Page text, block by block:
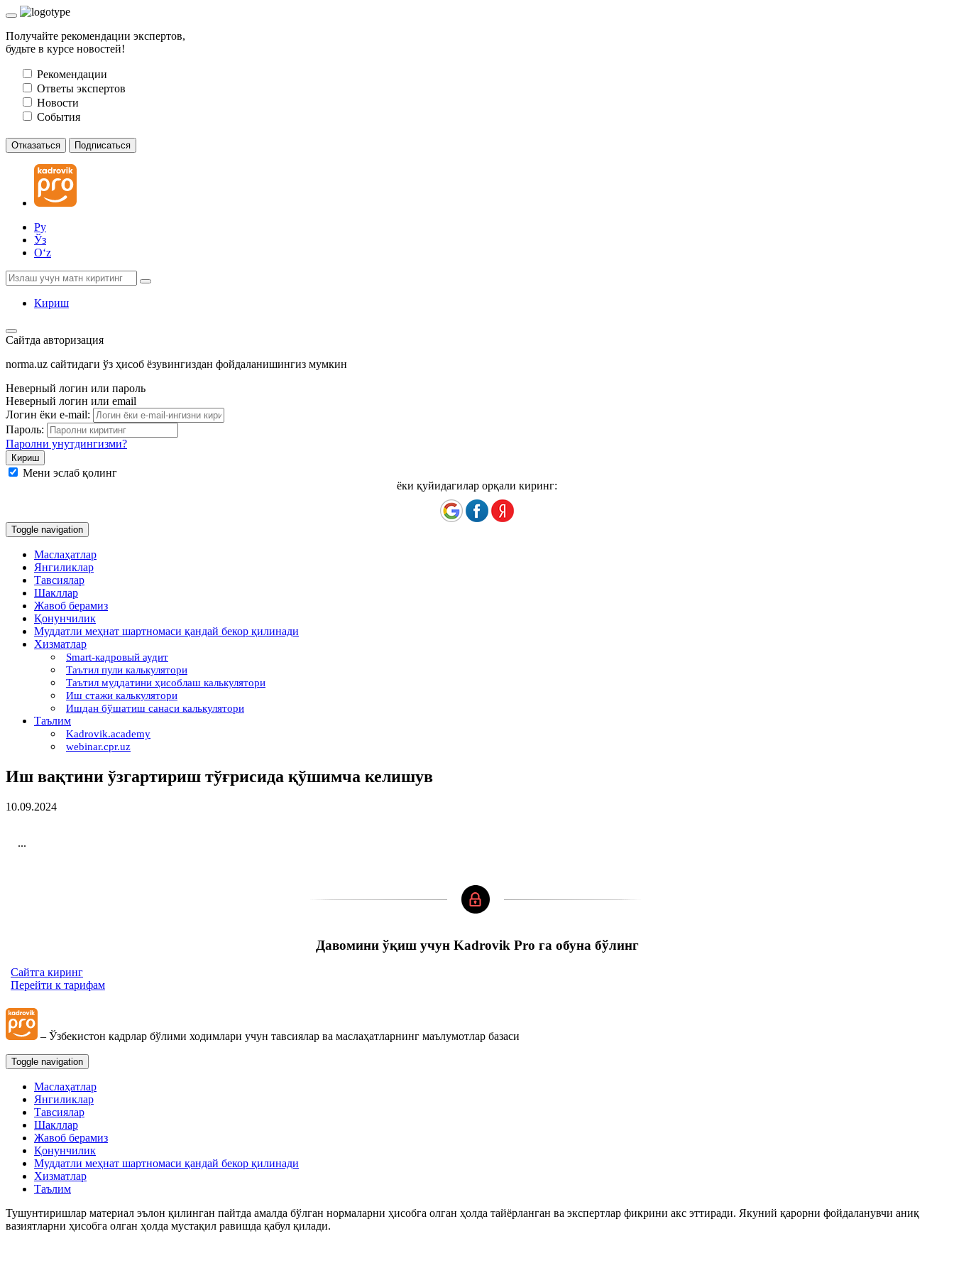
Получайте рекомендации экспертов,
будьте в курсе новостей!
Рекомендации
Ответы экспертов
Новости
События
Отказаться Подписаться
Ру
Ўз
Oʻz
Кириш
Сайтда авторизация
norma.uz сайтидаги ўз ҳисоб ёзувингиздан фойдаланишингиз мумкин
Неверный логин или пароль
Неверный логин или email
Логин ёки e-mail:
Пароль:
Паролни унутдингизми?
Мени эслаб қолинг
ёки қуйидагилар орқали киринг:
Toggle navigation
Маслаҳатлар
Янгиликлар
Тавсиялар
Шакллар
Жавоб берамиз
Қонунчилик
Муддатли меҳнат шартномаси қандай бекор қилинади
Хизматлар
Smart-кадровый аудит
Таътил пули калькулятори
Таътил муддатини ҳисоблаш калькулятори
Иш стажи калькулятори
Ишдан бўшатиш санаси калькулятори
Таълим
Kadrovik.academy
webinar.cpr.uz
Иш вақтини ўзгартириш тўғрисида қўшимча келишув
10.09.2024
...
Давомини ўқиш учун Kadrovik Pro га обуна бўлинг
Сайтга киринг
Перейти к тарифам
– Ўзбекистон кадрлар бўлими ходимлари учун тавсиялар ва маслаҳатларнинг маълумотлар базаси
Toggle navigation
Маслаҳатлар
Янгиликлар
Тавсиялар
Шакллар
Жавоб берамиз
Қонунчилик
Муддатли меҳнат шартномаси қандай бекор қилинади
Хизматлар
Таълим
Тушунтиришлар материал эълон қилинган пайтда амалда бўлган нормаларни ҳисобга олган ҳолда тайёрланган ва экспертлар фикрини акс эттиради. Якуний қарорни фойдаланувчи аниқ
вазиятларни ҳисобга олган ҳолда мустақил равишда қабул қилади.